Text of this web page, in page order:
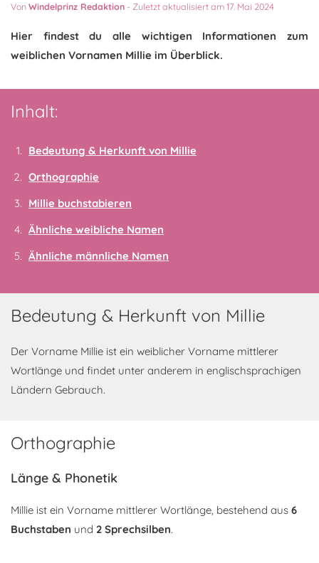
VonWindelprinz Redaktion - Zuletzt aktualisiert am 17. Mai 2024
Hier findest du alle wichtigen Informationen zum
weiblichen Vornamen Millie im Überblick.
Inhalt:
Bedeutung & Herkunft von Millie
Orthographie
Millie buchstabieren
Ähnliche weibliche Namen
Ähnliche männliche Namen
Bedeutung & Herkunft von Millie
Der Vorname Millie ist ein weiblicher Vorname mittlerer
Wortlänge und findet unter anderem in englischsprachigen
Ländern Gebrauch.
Orthographie
Länge & Phonetik
Millie ist ein Vorname mittlerer Wortlänge, bestehend aus 6
Buchstaben und 2 Sprechsilben.